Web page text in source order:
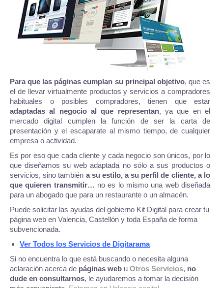
Para que las páginas cumplan su principal objetivo, que es
el de llevar virtualmente productos y servicios a compradores
habituales o posibles compradores, tienen que estar
adaptadas al negocio al que representan, ya que en el
mercado digital cumplen la función de ser la carta de
presentación y el escaparate al mismo tiempo, de cualquier
empresa o actividad.
Es por eso que cada cliente y cada negocio son únicos, por lo
que diseñamos su web adaptada no sólo a sus productos o
servicios, sino también a su estilo, a su perfil de cliente, a lo
que quieren transmitir… no es lo mismo una web diseñada
para un abogado que para un restaurante o un almacén.
Puede solicitar las ayudas del gobierno Kit Digital para crear tu
página web en Valencia, Castellón y toda España de forma
subvencionada.
Ver Todos los Servicios de Digitarama
Si no encuentra lo que está buscando o necesita alguna
aclaración acerca de páginas web u Otros Servicios, no
dude en consultarnos, le ayudaremos a tomar la decisión